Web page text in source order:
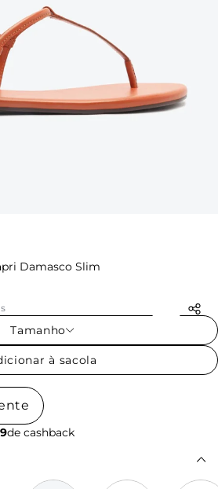
Damasco Slim
Tamanho
à sacola
de cashback